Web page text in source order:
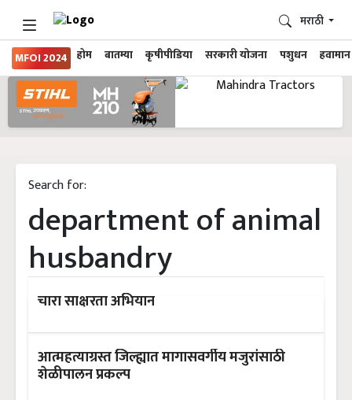
MFOI 2024 होम बातम्या कृषीपीडिया सरकारी योजना पशुधन हवामान
मराठी
Search for:
department of animal
husbandry
चारा साक्षरता अभियान
आत्महत्याग्रस्त जिल्ह्यात मागासवर्गीय मजुरांसाठी
शेळीपालन प्रकल्प